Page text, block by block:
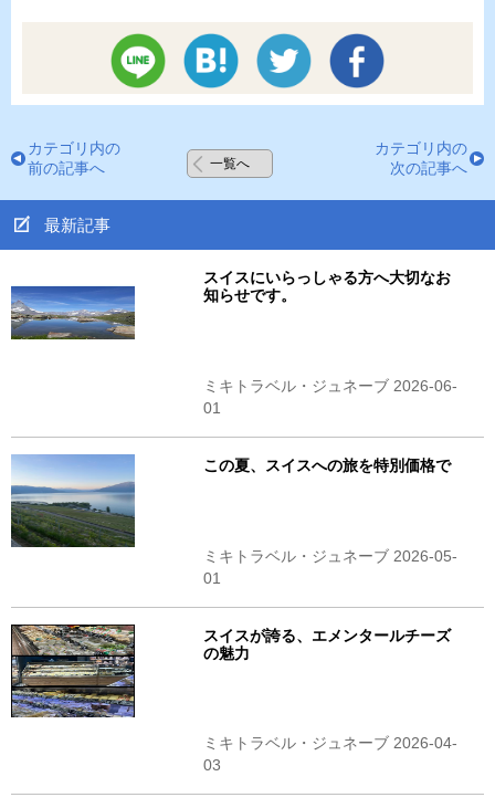
カテゴリ内の
前の記事へ
一覧へ
カテゴリ内の
次の記事へ
最新記事
スイスにいらっしゃる方へ大切なお
知らせです。
ミキトラベル・ジュネーブ 2026-06-
01
この夏、スイスへの旅を特別価格で
ミキトラベル・ジュネーブ 2026-05-
01
スイスが誇る、エメンタールチーズ
の魅力
ミキトラベル・ジュネーブ 2026-04-
03